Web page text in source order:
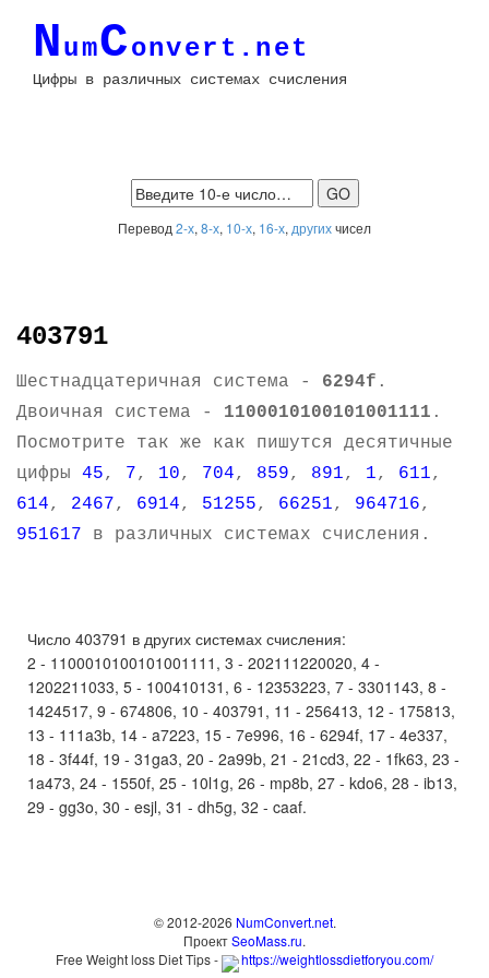
NumConvert.net
Цифры в различных системах счисления
Перевод 2-х, 8-х, 10-х, 16-х, другихчисел
403791
Шестнадцатеричная система - 6294f .
Двоичная система - 1100010100101001111 .
Посмотрите так же как пишутся десятичные
цифры 45, 7, 10, 704, 859, 891, 1, 611,
614, 2467, 6914, 51255, 66251, 964716,
951617 в различных системах счисления.
Число 403791 в других системах счисления:
2 - 1100010100101001111, 3 - 202111220020, 4 -
1202211033, 5 - 100410131, 6 - 12353223, 7 - 3301143, 8 -
1424517, 9 - 674806, 10 - 403791, 11 - 256413, 12 - 175813,
13 - 111a3b, 14 - a7223, 15 - 7e996, 16 - 6294f, 17 - 4e337,
18 - 3f44f, 19 - 31ga3, 20 - 2a99b, 21 - 21cd3, 22 - 1fk63, 23 -
1a473, 24 - 1550f, 25 - 10l1g, 26 - mp8b, 27 - kdo6, 28 - ib13,
29 - gg3o, 30 - esjl, 31 - dh5g, 32 - caaf.
© 2012-2026 NumConvert.net.
ПроектSeoMass.ru.
Free Weight loss Diet Tips -
https://weightlossdietforyou.com/